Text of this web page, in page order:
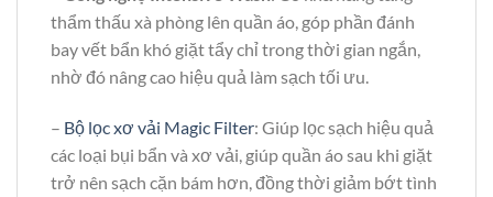
thẩm thấu xà phòng lên quần áo, góp phần đánh
bay vết bẩn khó giặt tẩy chỉ trong thời gian ngắn,
nhờ đó nâng cao hiệu quả làm sạch tối ưu.
– Bộ lọc xơ vải Magic Filter: Giúp lọc sạch hiệu quả
các loại bụi bẩn và xơ vải, giúp quần áo sau khi giặt
trở nên sạch cặn bám hơn, đồng thời giảm bớt tình